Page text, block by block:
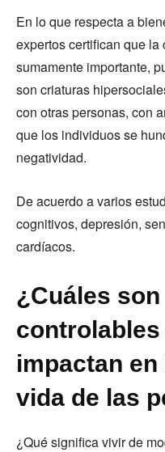
En lo que respecta a
expertos certifican que
sumamente importante,
son criaturas
con otras personas, con
que los individuos se
negatividad.
De acuerdo a varios
cognitivos, depresión,
cardíacos.
¿Cuáles
controlables
impactan
vida de las
¿Qué significa vivir de